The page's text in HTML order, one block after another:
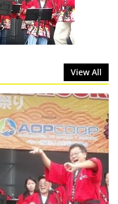
View All